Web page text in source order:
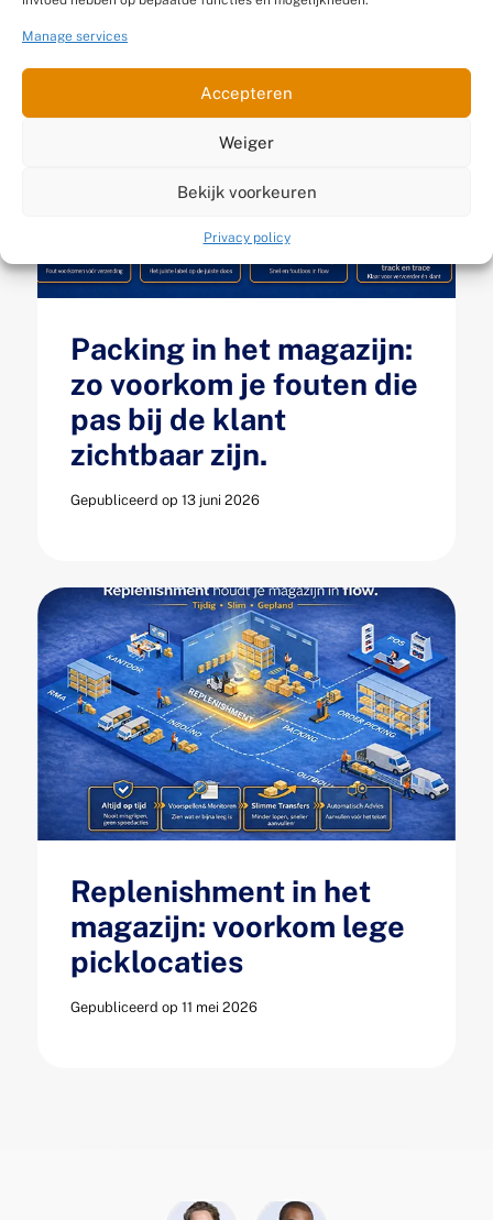
Manage services
Accepteren
Weiger
Bekijk voorkeuren
Privacy policy
Packing in het magazijn:
zo voorkom je fouten die
pas bij de klant
zichtbaar zijn.
Gepubliceerd op 13 juni 2026
Replenishment in het
magazijn: voorkom lege
picklocaties
Gepubliceerd op 11 mei 2026